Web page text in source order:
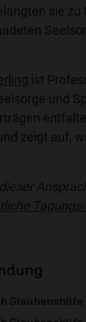
sie
ist
und
zeigt auf,
Glaubenshilfe